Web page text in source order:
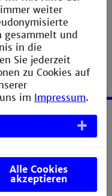
weiter
gesammelt und
in die
Sie jederzeit
zu Cookies auf
im Impressum.
Alle Cookies
akzeptieren